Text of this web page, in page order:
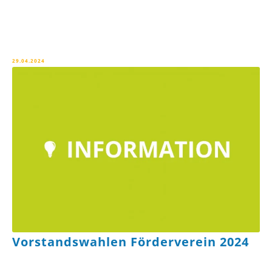
29.04.2024
Vorstandswahlen Förderverein 2024